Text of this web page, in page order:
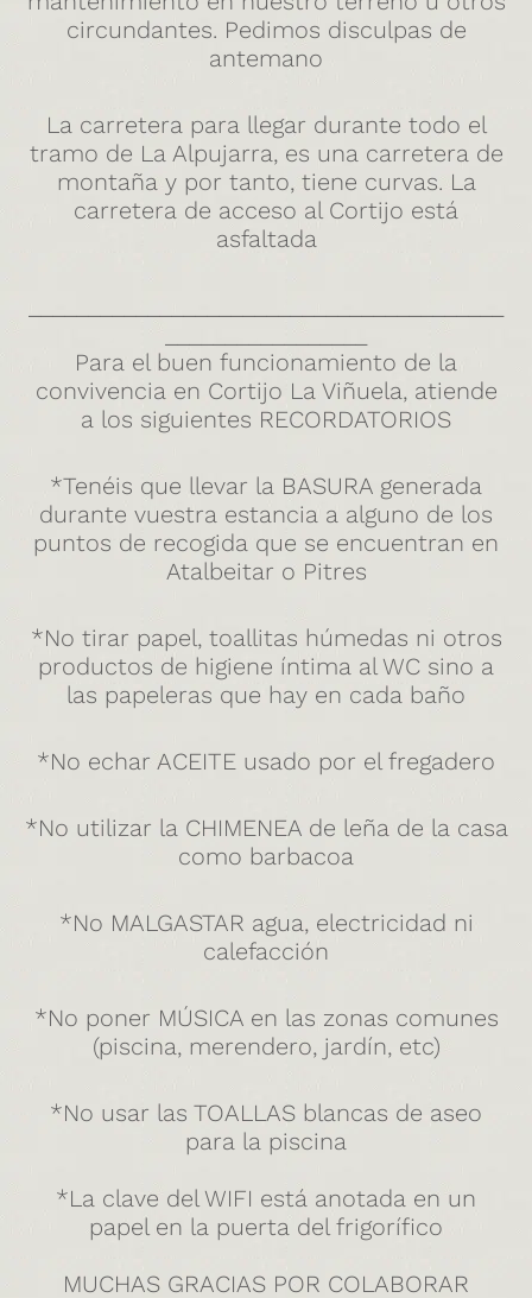
circundantes. Pedimos disculpas de
antemano
La carretera para llegar durante todo el
tramo de La Alpujarra, es una carretera de
montaña y por tanto, tiene curvas. La
carretera de acceso al Cortijo está
asfaltada
Para el buen funcionamiento de la
convivencia en Cortijo La Viñuela, atiende
a los siguientes RECORDATORIOS
*Tenéis que llevar la BASURA generada
durante vuestra estancia a alguno de los
puntos de recogida que se encuentran en
Atalbeitar o Pitres
*No tirar papel, toallitas húmedas ni otros
productos de higiene íntima al WC sino a
las papeleras que hay en cada baño
*No echar ACEITE usado por el fregadero
*No utilizar la CHIMENEA de leña de la casa
como barbacoa
*No MALGASTAR agua, electricidad ni
calefacción
*No poner MÚSICA en las zonas comunes
(piscina, merendero, jardín, etc)
*No usar las TOALLAS blancas de aseo
para la piscina
*La clave del WIFI está anotada en un
papel en la puerta del frigorífico
MUCHAS GRACIAS POR COLABORAR